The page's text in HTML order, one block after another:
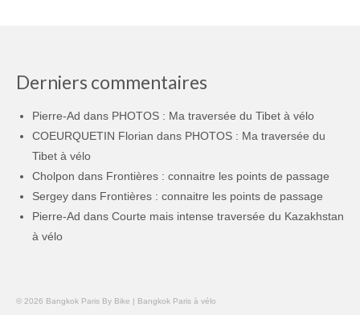
Derniers commentaires
Pierre-Ad dans PHOTOS : Ma traversée du Tibet à vélo
COEURQUETIN Florian dans PHOTOS : Ma traversée du
Tibet à vélo
Cholpon dans Frontières : connaitre les points de passage
Sergey dans Frontières : connaitre les points de passage
Pierre-Ad dans Courte mais intense traversée du Kazakhstan
à vélo
© 2026 Bangkok Paris By Bike | Bangkok Paris à vélo